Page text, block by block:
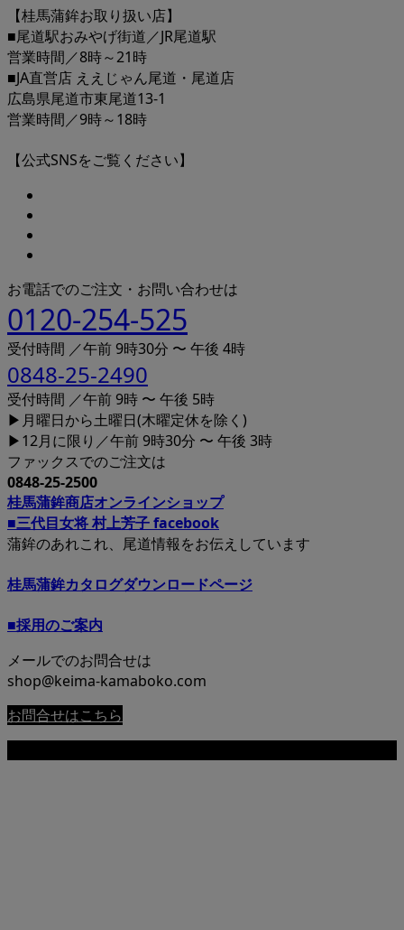
【桂馬蒲鉾お取り扱い店】
■尾道駅おみやげ街道／JR尾道駅
営業時間／8時～21時
■JA直営店 ええじゃん尾道・尾道店
広島県尾道市東尾道13-1
営業時間／9時～18時
【公式SNSをご覧ください】
お電話でのご注文・お問い合わせは
0120-254-525
受付時間 ／午前 9時30分 〜 午後 4時
0848-25-2490
受付時間 ／午前 9時 〜 午後 5時
▶月曜日から土曜日(木曜定休を除く)
▶12月に限り／午前 9時30分 〜 午後 3時
ファックスでのご注文は
0848-25-2500
桂馬蒲鉾商店オンラインショップ
■三代目女将 村上芳子 facebook
蒲鉾のあれこれ、尾道情報をお伝えしています
桂馬蒲鉾カタログダウンロードページ
■採用のご案内
メールでのお問合せは
shop@keima-kamaboko.com
お問合せはこちら